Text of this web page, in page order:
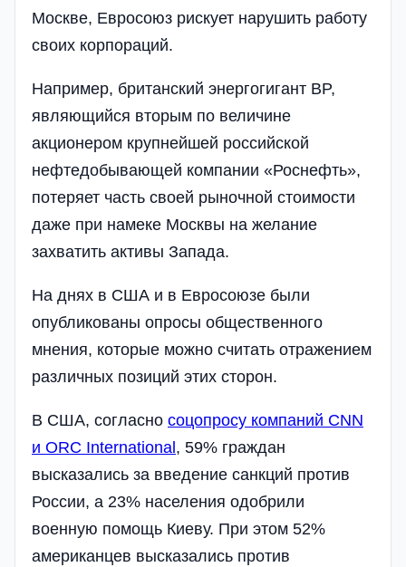
Москве, Евросоюз рискует нарушить работу
своих корпораций.
Например, британский энергогигант BP,
являющийся вторым по величине
акционером крупнейшей российской
нефтедобывающей компании «Роснефть»,
потеряет часть своей рыночной стоимости
даже при намеке Москвы на желание
захватить активы Запада.
На днях в США и в Евросоюзе были
опубликованы опросы общественного
мнения, которые можно считать отражением
различных позиций этих сторон.
В США, согласно соцопросу компаний CNN
и ORC International, 59% граждан
высказались за введение санкций против
России, а 23% населения одобрили
военную помощь Киеву. При этом 52%
американцев высказались против